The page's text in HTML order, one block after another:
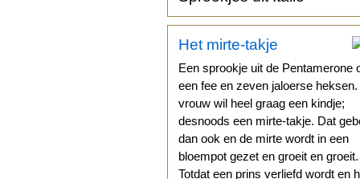
Het mirte-takje
Een sprookje uit de Pentamerone
een fee en zeven jaloerse
vrouw wil heel graag een kindje;
desnoods een mirte-takje. Dat
dan ook en de mirte wordt in een
bloempot gezet en groeit en groeit.
Totdat een prins verliefd wordt en